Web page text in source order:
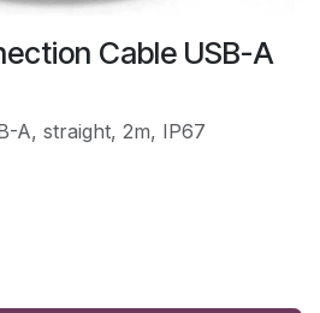
Cable USB-A
A, straight, 2m, IP67